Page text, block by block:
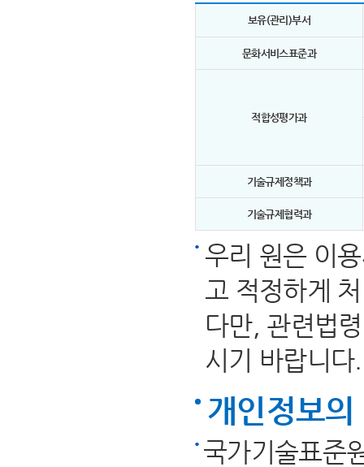
보유(관리)부서
문화서비스표준과
적합성평가과
기술규제정책과
기술규제협력과
우리 원은 이
고 적정하게
다만, 관련법
시기 바랍니다.
개인정보
국가기술표준